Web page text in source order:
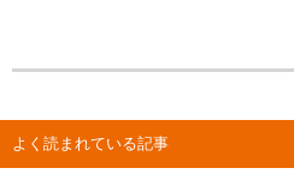
よく読まれている記事